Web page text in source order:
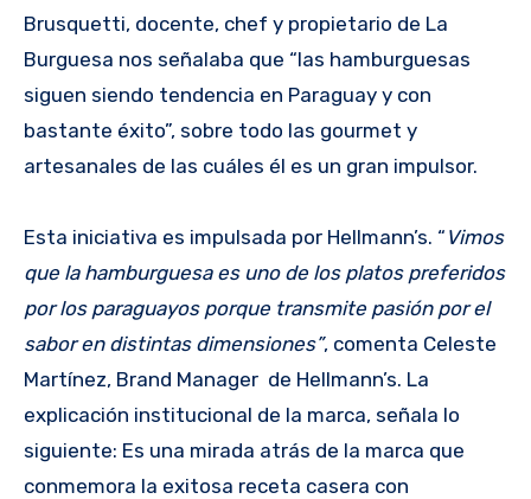
Brusquetti, docente, chef y propietario de La
Burguesa nos señalaba que “las hamburguesas
siguen siendo tendencia en Paraguay y con
bastante éxito”, sobre todo las gourmet y
artesanales de las cuáles él es un gran impulsor.
Esta iniciativa es impulsada por Hellmann’s. “ Vimos
que la hamburguesa es uno de los platos preferidos
por los paraguayos porque transmite pasión por el
sabor en distintas dimensiones”, comenta Celeste
Martínez, Brand Manager de Hellmann’s. La
explicación institucional de la marca, señala lo
siguiente: Es una mirada atrás de la marca que
conmemora la exitosa receta casera con